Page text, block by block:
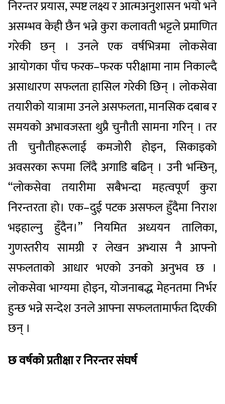
निरन्तर प्रयास, स्पष्ट लक्ष्य र आत्मअनुशासन भयो भने
असम्भव केही छैन भन्ने कुरा कलावती भट्टले प्रमाणित
गरेकी छन् । उनले एक वर्षभित्रमा लोकसेवा
आयोगका पाँच फरक–फरक परीक्षामा नाम निकाल्दै
असाधारण सफलता हासिल गरेकी छिन् । लोकसेवा
तयारीको यात्रामा उनले असफलता, मानसिक दबाब र
समयको अभावजस्ता थुप्रै चुनौती सामना गरिन् । तर
ती चुनौतीहरूलाई कमजोरी होइन, सिकाइको
अवसरका रूपमा लिँदै अगाडि बढिन् । उनी भन्छिन्,
“लोकसेवा तयारीमा सबैभन्दा महत्वपूर्ण कुरा
निरन्तरता हो। एक–दुई पटक असफल हुँदैमा निराश
भइहाल्नु हुँदैन।” नियमित अध्ययन तालिका,
गुणस्तरीय सामग्री र लेखन अभ्यास नै आफ्नो
सफलताको आधार भएको उनको अनुभव छ ।
लोकसेवा भाग्यमा होइन, योजनाबद्ध मेहनतमा निर्भर
हुन्छ भन्ने सन्देश उनले आफ्ना सफलतामार्फत दिएकी
छन् ।
छ वर्षको प्रतीक्षा र निरन्तर संघर्ष